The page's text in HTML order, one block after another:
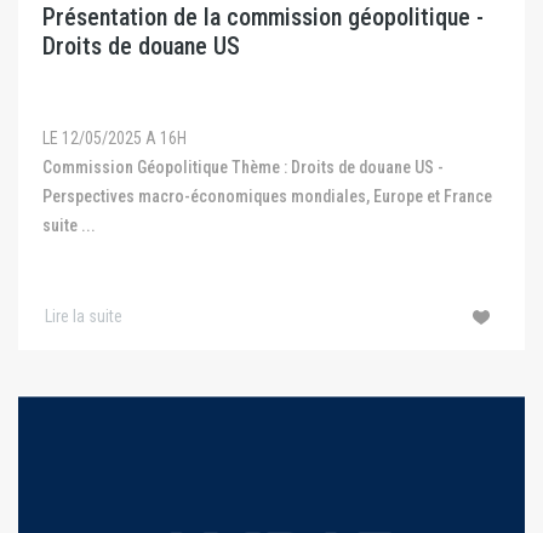
Présentation de la commission géopolitique -
Droits de douane US
LE 12/05/2025 A 16H
Commission Géopolitique Thème : Droits de douane US -
Perspectives macro-économiques mondiales, Europe et France
suite ...
Lire la suite